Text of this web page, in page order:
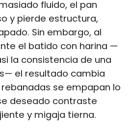
fluido, el pan
y pierde estructura,
Sin embargo, al
el batido con harina —
la consistencia de una
el resultado cambia
se empapan lo
deseado contraste
y migaja tierna.